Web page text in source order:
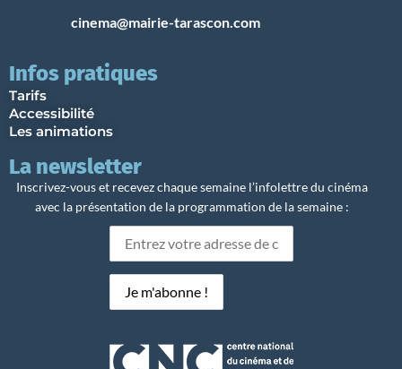
cinema@mairie-tarascon.com
Infos pratiques
Tarifs
Accessibilité
Les animations
La newsletter
Inscrivez-vous et recevez chaque semaine l’infolettre du cinéma
avec la présentation de la programmation de la semaine :